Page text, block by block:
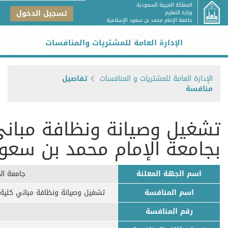
المملكة العربية السعودية
وزارة التعليم
جامعة الإمام محمد بن سعود الإسلامية تسجيل الدخول
الإدارة العامة للمشتريات والمنافسات
الإدارة العامة للمشتريات و المنافسات تفاصيل
منافسة
تشغيل وصيانة ونظافة
بجامعة الإمام محمد بن
اسم الجهة المعلنة
جامعة
اسم المنافسة
تشغيل وصيانة ونظافة مباني
رقم المنافسة